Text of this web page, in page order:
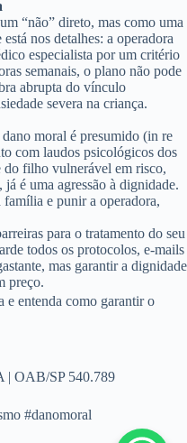
“não” direto, mas como uma
nos detalhes: a operadora
especialista por um critério
semanais, o plano não pode
abrupta do vínculo
severa na criança.
dano moral é presumido (in re
com laudos psicológicos dos
do filho vulnerável em risco,
é uma agressão à dignidade.
família e punir a operadora,
para o tratamento do seu
todos os protocolos, e-mails
mas garantir a dignidade
preço.
entenda como garantir o
| OAB/SP 540.789
#danomoral